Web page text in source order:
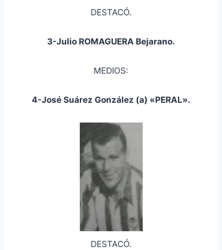
DESTACÓ.
3-Julio ROMAGUERA Bejarano.
MEDIOS:
4-José Suárez González (a) «PERAL».
DESTACÓ.